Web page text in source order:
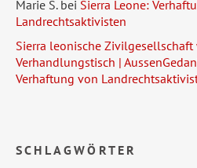
Marie S.bei Sierra Leone:
Landrechtsaktivisten
Sierra leonische
Verhandlungstisch |
Verhaftung von
SCHLAGWÖRTER